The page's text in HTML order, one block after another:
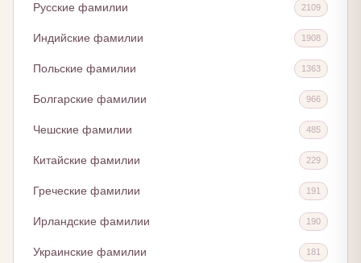
Русские фамилии 2109
Индийские фамилии 1908
Польские фамилии 1363
Болгарские фамилии 966
Чешские фамилии 485
Китайские фамилии 229
Греческие фамилии 191
Ирландские фамилии 190
Украинские фамилии 181